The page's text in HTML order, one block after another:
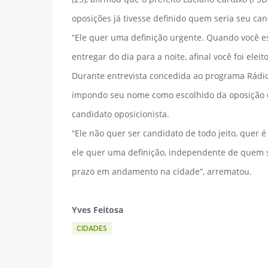
oposições já tivesse definido quem seria seu
“Ele quer uma definição urgente. Quando você
entregar do dia para a noite, afinal você foi
Durante entrevista concedida ao programa
impondo seu nome como escolhido da
candidato oposicionista.
“Ele não quer ser candidato de todo jeito, quer
ele quer uma definição, independente de quem
prazo em andamento na cidade”, arrematou.
Yves Feitosa
CIDADES